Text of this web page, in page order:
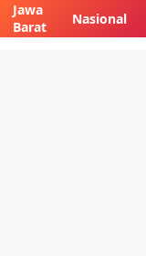
Jawa
Barat
Nasional